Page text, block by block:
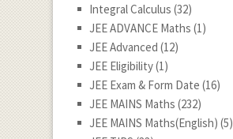
Integral Calculus (32)
JEE ADVANCE Maths (1)
JEE Advanced (12)
JEE Eligibility(1)
JEE Exam & Form Date (16)
JEE MAINS Maths (232)
JEE MAINS Maths(English) (5)